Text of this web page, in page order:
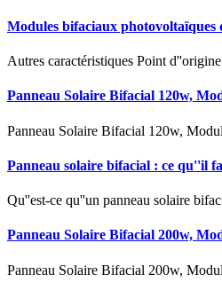
Modules bifaciaux
Autres caractéristiques Point
Panneau Solaire Bifacial 120w,
Panneau Solaire Bifacial 120w,
Panneau solaire bifacial : ce qu''il
Qu''est-ce qu''un panneau solaire
Panneau Solaire Bifacial 200w,
Panneau Solaire Bifacial 200w,